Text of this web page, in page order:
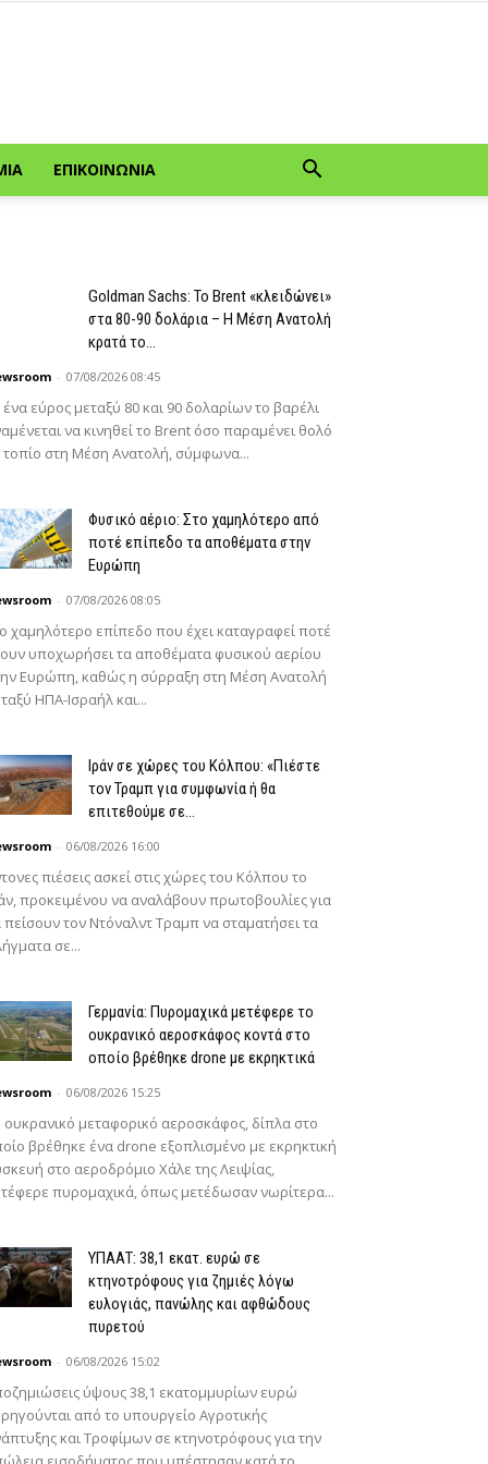
ΕΠΙΚΟΙΝΩΝΊΑ
Goldman Sachs: Το Brent «κλειδώνει»
στα 80-90 δολάρια – Η Μέση Ανατολή
κρατά το...
- 07/08/2026 08:45
ένα εύρος μεταξύ 80 και 90 δολαρίων το βαρέλι
να κινηθεί το Brent όσο παραμένει θολό
τοπίο στη Μέση Ανατολή, σύμφωνα...
Φυσικό αέριο: Στο χαμηλότερο από
ποτέ επίπεδο τα αποθέματα στην
Ευρώπη
- 07/08/2026 08:05
χαμηλότερο επίπεδο που έχει καταγραφεί ποτέ
υποχωρήσει τα αποθέματα φυσικού αερίου
Ευρώπη, καθώς η σύρραξη στη Μέση Ανατολή
ΗΠΑ-Ισραήλ και...
Ιράν σε χώρες του Κόλπου: «Πιέστε
τον Τραμπ για συμφωνία ή θα
επιτεθούμε σε...
- 06/08/2026 16:00
πιέσεις ασκεί στις χώρες του Κόλπου το
προκειμένου να αναλάβουν πρωτοβουλίες για
πείσουν τον Ντόναλντ Τραμπ να σταματήσει τα
σε...
Γερμανία: Πυρομαχικά μετέφερε το
ουκρανικό αεροσκάφος κοντά στο
οποίο βρέθηκε drone με εκρηκτικά
- 06/08/2026 15:25
ουκρανικό μεταφορικό αεροσκάφος, δίπλα στο
βρέθηκε ένα drone εξοπλισμένο με εκρηκτική
στο αεροδρόμιο Χάλε της Λειψίας,
πυρομαχικά, όπως μετέδωσαν νωρίτερα...
ΥΠΑΑΤ: 38,1 εκατ. ευρώ σε
κτηνοτρόφους για ζημιές λόγω
ευλογιάς, πανώλης και αφθώδους
πυρετού
- 06/08/2026 15:02
ύψους 38,1 εκατομμυρίων ευρώ
από το υπουργείο Αγροτικής
και Τροφίμων σε κτηνοτρόφους για την